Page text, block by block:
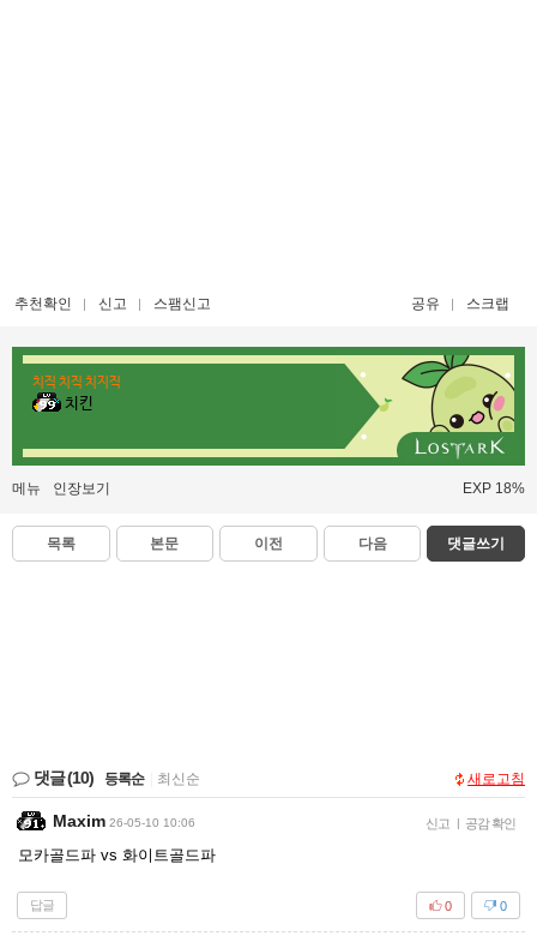
추천확인 신고 스팸신고 공유 스크랩
치직 치직 치지직
치킨
메뉴 인장보기 EXP 18%
목록 본문 이전 다음 댓글쓰기
댓글(10) 등록순 최신순 새로고침
Maxim 26-05-10 10:06 신고 | 공감 확인
모카골드파 vs 화이트골드파
답글 0
0